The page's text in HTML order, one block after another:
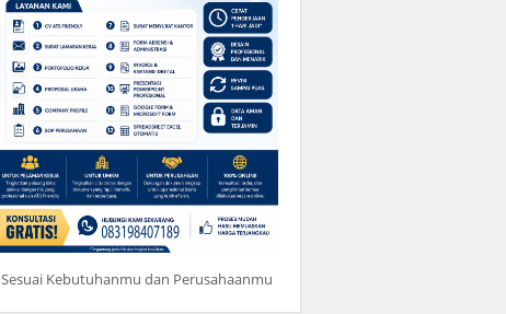
Sesuai Kebutuhanmu dan Perusahaanmu